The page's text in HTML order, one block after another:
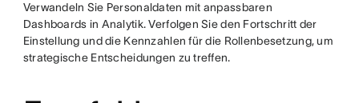
Verwandeln Sie Personaldaten mit anpassbaren
Dashboards in Analytik. Verfolgen Sie den Fortschritt der
Einstellung und die Kennzahlen für die Rollenbesetzung, um
strategische Entscheidungen zu treffen.